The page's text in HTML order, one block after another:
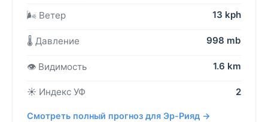
🌬️ Ветер
13 kph
🌡️ Давление 998 mb
👁️ Видимость 1.6 km
☀️ Индекс УФ 2
Смотреть полный прогноз для Эр-Рияд →